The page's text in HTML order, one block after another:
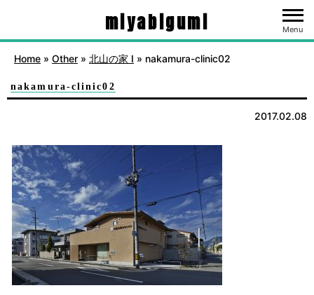
miyabigumi Menu
Home » Other » 北山の家 Ⅰ » nakamura-clinic02
nakamura-clinic02
2017.02.08